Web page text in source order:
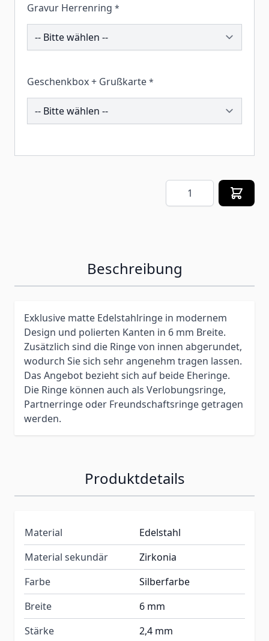
Gravur Herrenring *
195335
Geschenkbox + Grußkarte *
257635
Menge
Beschreibung
Exklusive matte Edelstahlringe in modernem
Design und polierten Kanten in 6 mm Breite.
Zusätzlich sind die Ringe von innen abgerundet,
wodurch Sie sich sehr angenehm tragen lassen.
Das Angebot bezieht sich auf beide Eheringe.
Die Ringe können auch als Verlobungsringe,
Partnerringe oder Freundschaftsringe getragen
werden.
Produktdetails
Material
Edelstahl
Material sekundär
Zirkonia
Farbe
Silberfarbe
Breite
6 mm
Stärke
2,4 mm